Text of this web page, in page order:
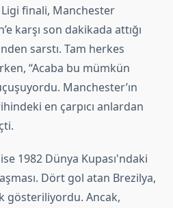
Ligi finali, Manchester
karşı son dakikada attığı
sarstı. Tam herkes
“Acaba bu mümkün
Manchester’ın
en çarpıcı anlardan
1982 Dünya Kupası'ndaki
Dört gol atan Brezilya,
gösteriliyordu. Ancak,